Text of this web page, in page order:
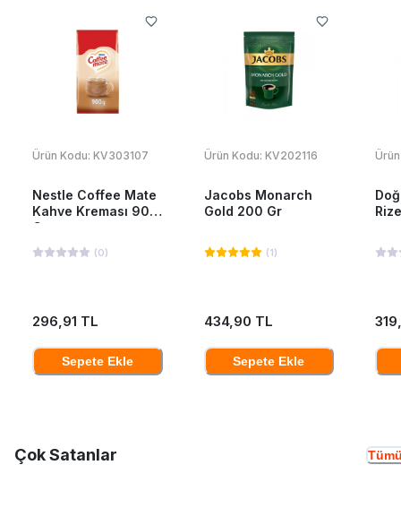
Ürün Kodu: KV303107
Nestle Coffee Mate
Kahve Kreması 900
Gr
(0)
296,91 TL
Sepete Ekle
Ürün Kodu: KV202116
Jacobs Monarch
Gold 200 Gr
(1)
434,90 TL
Sepete Ekle
Çok Satanlar